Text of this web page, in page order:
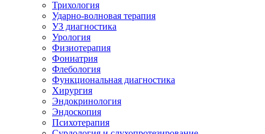
Трихология
Ударно-волновая терапия
УЗ диагностика
Урология
Физиотерапия
Фониатрия
Флебология
Функциональная диагностика
Хирургия
Эндокринология
Эндоскопия
Психотерапия